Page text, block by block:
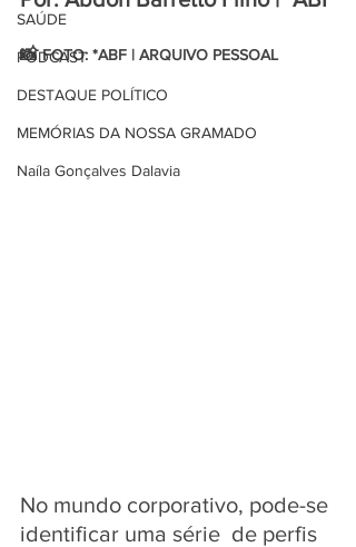
SAÚDE
PODCAST
DESTAQUE POLÍTICO
MEMÓRIAS DA NOSSA GRAMADO
Naíla Gonçalves Dalavia
📸 FOTO: *ABF | ARQUIVO PESSOAL
No mundo corporativo, pode-se
identificar uma série  de perfis